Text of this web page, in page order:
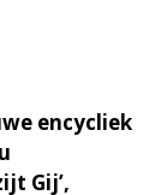
encycliek
Gij’,